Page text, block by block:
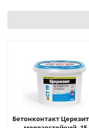
Бетонконтакт Церезит